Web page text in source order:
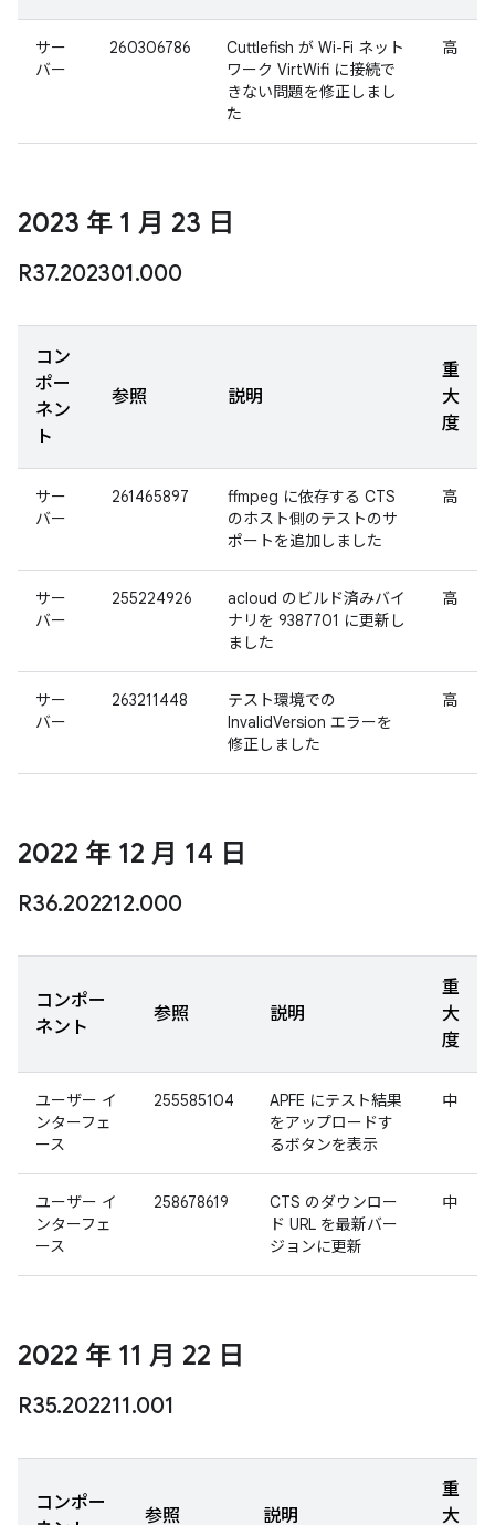
サー
バー
260306786
Cuttlefish が Wi-Fi ネット
ワーク VirtWifi に接続で
きない問題を修正しまし
た
高
2023 年 1 月 23 日
R37.202301.000
コン
ポー
ネン
ト
参照 説明
重
大
度
サー
バー
261465897
ffmpeg に依存する CTS
のホスト側のテストのサ
ポートを追加しました
高
サー
バー
255224926
acloud のビルド済みバイ
ナリを 9387701 に更新し
ました
高
サー
バー
263211448
テスト環境での
InvalidVersion エラーを
修正しました
高
2022 年 12 月 14 日
R36.202212.000
コンポー
ネント
参照 説明
重
大
度
ユーザー イ
ンターフェ
ース
255585104
APFE にテスト結果
をアップロードす
るボタンを表示
中
ユーザー イ
ンターフェ
ース
258678619
CTS のダウンロー
ド URL を最新バー
ジョンに更新
中
2022 年 11 月 22 日
R35.202211.001
コンポー
参照 説明
重
大